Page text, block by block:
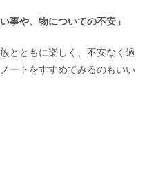
事や、物についての不安」
とともに楽しく、不安なく過
ートをすすめてみるのもいい